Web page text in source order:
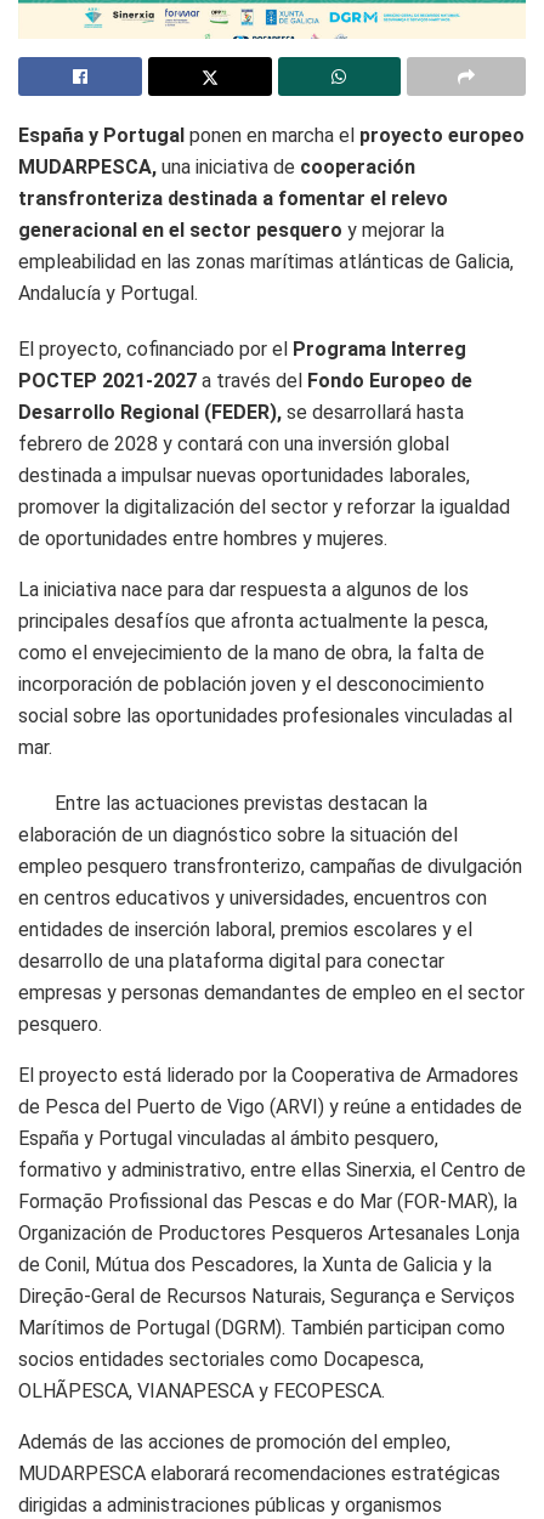
España y Portugal ponen en marcha el proyecto europeo
MUDARPESCA, una iniciativa de cooperación
transfronteriza destinada a fomentar el relevo
generacional en el sector pesquero y mejorar la
empleabilidad en las zonas marítimas atlánticas de Galicia,
Andalucía y Portugal.
El proyecto, cofinanciado por el
Programa Interreg
POCTEP 2021-2027 a través del
Fondo Europeo de
Desarrollo Regional (FEDER), se desarrollará hasta
febrero de 2028 y contará con una inversión global
destinada a impulsar nuevas oportunidades laborales,
promover la digitalización del sector y reforzar la igualdad
de oportunidades entre hombres y mujeres.
La iniciativa nace para dar respuesta a algunos de los
principales desafíos que afronta actualmente la pesca,
como el envejecimiento de la mano de obra, la falta de
incorporación de población joven y el desconocimiento
social sobre las oportunidades profesionales vinculadas al
mar.
Entre las actuaciones previstas destacan la
elaboración de un diagnóstico sobre la situación del
empleo pesquero transfronterizo, campañas de divulgación
en centros educativos y universidades, encuentros con
entidades de inserción laboral, premios escolares y el
desarrollo de una plataforma digital para conectar
empresas y personas demandantes de empleo en el sector
pesquero.
El proyecto está liderado por la Cooperativa de Armadores
de Pesca del Puerto de Vigo (ARVI) y reúne a entidades de
España y Portugal vinculadas al ámbito pesquero,
formativo y administrativo, entre ellas Sinerxia, el Centro de
Formação Profissional das Pescas e do Mar (FOR-MAR), la
Organización de Productores Pesqueros Artesanales Lonja
de Conil, Mútua dos Pescadores, la Xunta de Galicia y la
Direção-Geral de Recursos Naturais, Segurança e Serviços
Marítimos de Portugal (DGRM). También participan como
socios entidades sectoriales como Docapesca,
OLHÃPESCA, VIANAPESCA y FECOPESCA.
Además de las acciones de promoción del empleo,
MUDARPESCA elaborará recomendaciones estratégicas
dirigidas a administraciones públicas y organismos